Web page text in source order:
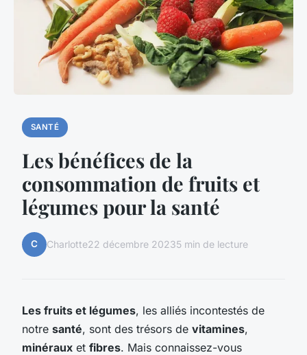
SANTÉ
Les bénéfices de la
consommation de fruits et
légumes pour la santé
C Charlotte22 décembre 20235 min de lecture
Les fruits et légumes, les alliés incontestés de
notre santé, sont des trésors de vitamines,
minéraux et fibres. Mais connaissez-vous